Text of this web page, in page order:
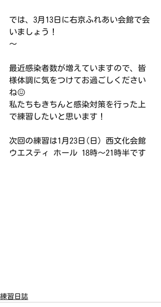
では、3月13日に右京ふれあい会館で会
いましょう！
〜
最近感染者数が増えていますので、皆
様体調に気をつけてお過ごしください
ね😖
私たちもきちんと感染対策を行った上
で練習したいと思います！
次回の練習は1月23日(日) 西文化会館
ウエスティ ホール 18時〜21時半です
練習日誌